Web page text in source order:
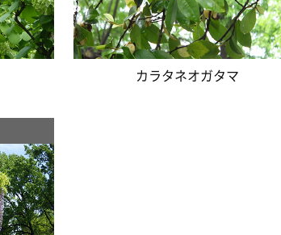
カラタネオガタマ